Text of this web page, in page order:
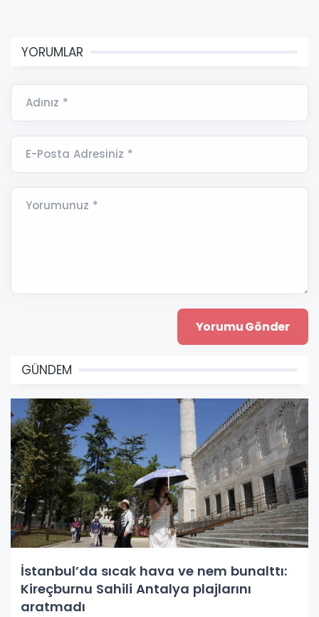
YORUMLAR
Adınız *
E-Posta Adresiniz *
Yorumunuz *
GÜNDEM
İstanbul’da sıcak hava ve nem bunalttı:
Kireçburnu Sahili Antalya plajlarını
aratmadı